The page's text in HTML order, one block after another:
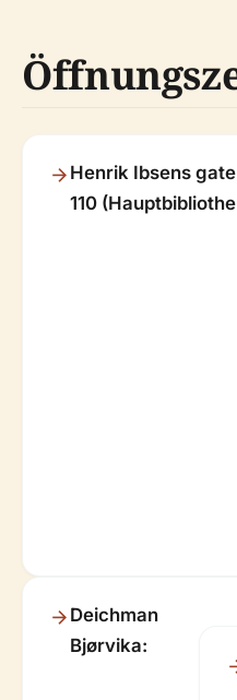
Henrik Ibsens gate
110
Deichman
Bjørvika: